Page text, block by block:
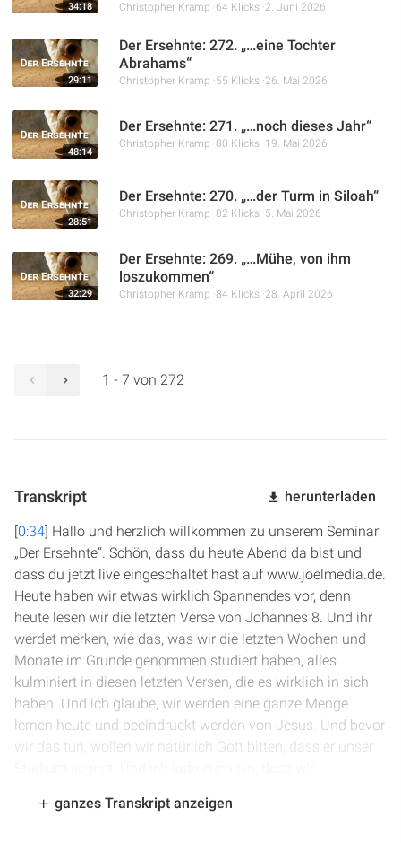
34:18 Christopher Kramp 64 Klicks 2. Juni 2026
29:11
Der Ersehnte: 272. „…eine Tochter
Abrahams“
Christopher Kramp 55 Klicks 26. Mai 2026
48:14
Der Ersehnte: 271. „…noch dieses Jahr“
Christopher Kramp 80 Klicks 19. Mai 2026
28:51
Der Ersehnte: 270. „…der Turm in Siloah“
Christopher Kramp 82 Klicks 5. Mai 2026
32:29
Der Ersehnte: 269. „…Mühe, von ihm
loszukommen“
Christopher Kramp 84 Klicks 28. April 2026
1 - 7 von 272
Transkript herunterladen
[0:34] Hallo und herzlich willkommen zu unserem Seminar
„Der Ersehnte“. Schön, dass du heute Abend da bist und
dass du jetzt live eingeschaltet hast auf www.joelmedia.de.
Heute haben wir etwas wirklich Spannendes vor, denn
heute lesen wir die letzten Verse von Johannes 8. Und ihr
werdet merken, wie das, was wir die letzten Wochen und
Monate im Grunde genommen studiert haben, alles
kulminiert in diesen letzten Versen, die es wirklich in sich
haben. Und ich glaube, wir werden eine ganze Menge
lernen heute und beeindruckt werden von Jesus. Und bevor
wir das tun, wollen wir natürlich Gott bitten, dass er unser
ganzes Transkript anzeigen